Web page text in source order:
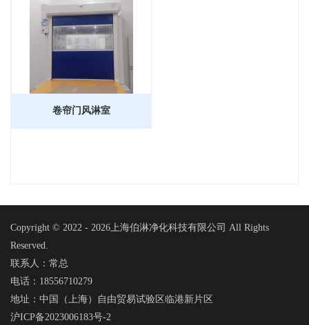
卷帘门风淋室
Copyright © 2022 - 2026上海伯淋净化科技有限公司 All Rights
Reserved.
联系人：常总
电话：18556710279
地址：中国（上海）自由贸易试验区临港新片区
沪ICP备2023006183号-2